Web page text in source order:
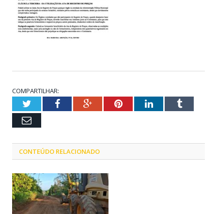
COMPARTILHAR:
TwitterFacebookGoogle+PinterestLinkedInTumblr
Email
CONTEÚDO RELACIONADO